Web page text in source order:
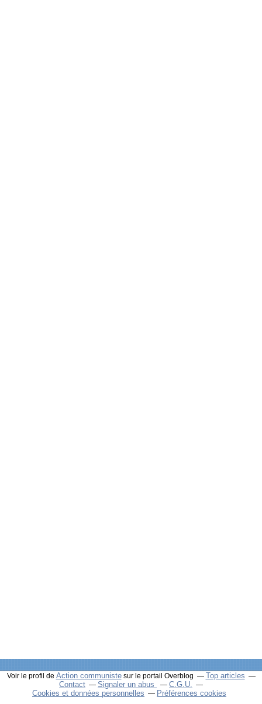
Voir le profil de Action communistesur le portail Overblog
Top articles
Contact
Signaler un abus
C.G.U.
Cookies et données personnelles
Préférences cookies